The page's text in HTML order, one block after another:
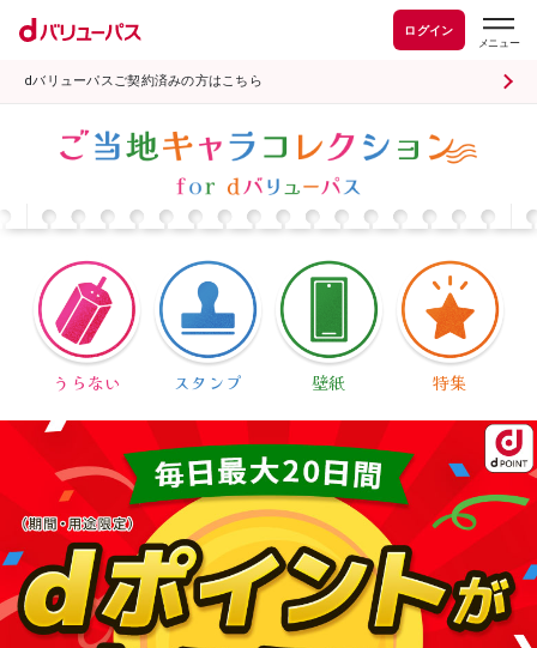
ログイン
dバリューパスご契約済みの方はこちら
うらない スタンプ 壁紙 特集